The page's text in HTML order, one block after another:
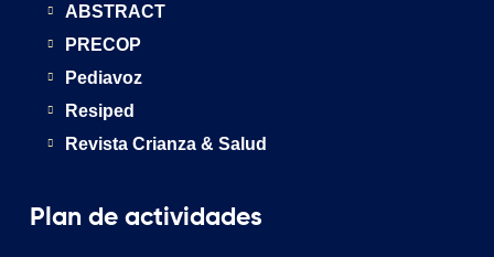
ABSTRACT
PRECOP
Pediavoz
Resiped
Revista Crianza & Salud
Plan de actividades